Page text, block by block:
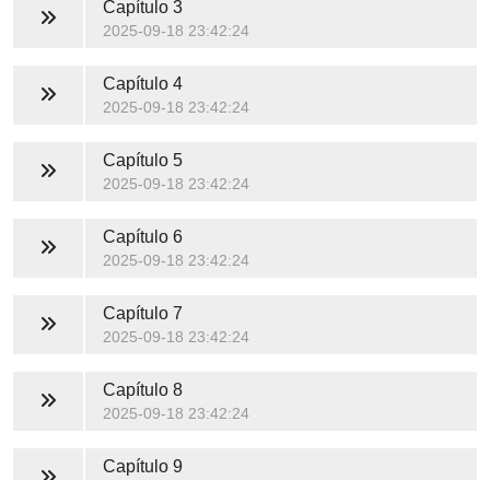
Capítulo 3
2025-09-18 23:42:24
Capítulo 4
2025-09-18 23:42:24
Capítulo 5
2025-09-18 23:42:24
Capítulo 6
2025-09-18 23:42:24
Capítulo 7
2025-09-18 23:42:24
Capítulo 8
2025-09-18 23:42:24
Capítulo 9